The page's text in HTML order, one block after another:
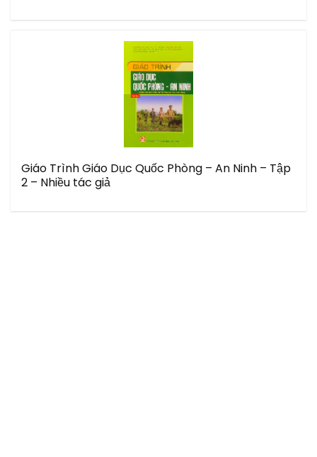
Giáo Trình Giáo Dục Quốc Phòng – An Ninh – Tập
2 – Nhiều tác giả